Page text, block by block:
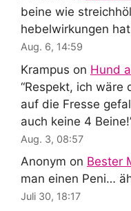
beine wie
hebelwirkungen
Aug. 6, 14:59
Krampus on Hund
“Respekt, ich wäre
auf die Fresse
auch keine 4 Beine!
Aug. 3, 08:57
Anonym on Bester
man einen Peni…
Juli 30, 18:17